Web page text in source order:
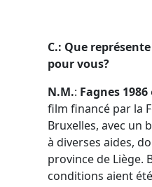
C.: Que
pour vous?
N.M.: Fagnes 1986
film financé par la
Bruxelles, avec un
à diverses aides,
province de Liège.
conditions aient